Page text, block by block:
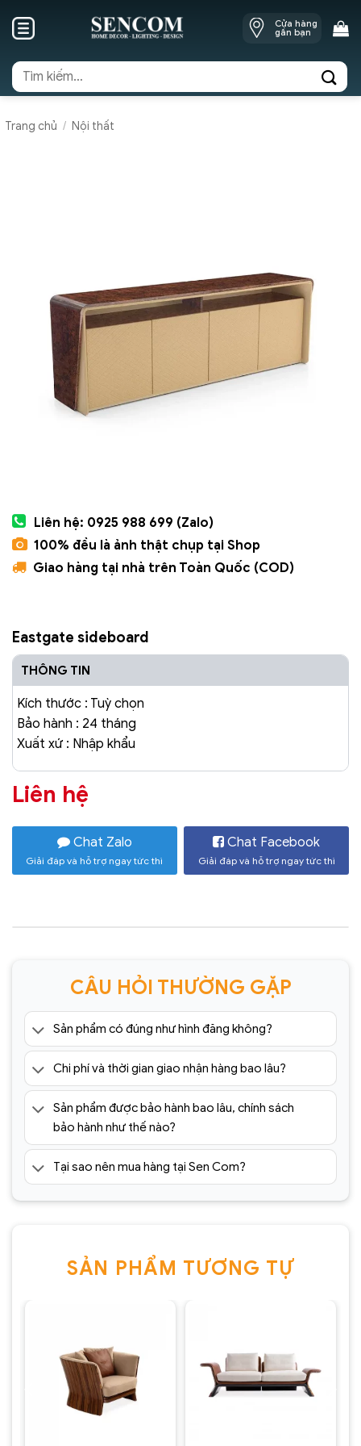
Cửa hàng
gần bạn
Tìm
kiếm:
Trang chủ / Nội thất
Liên hệ: 0925 988 699 (Zalo)
100% đều là ảnh thật chụp tại Shop
Giao hàng tại nhà trên Toàn Quốc (COD)
Eastgate sideboard
THÔNG TIN
Kích thước : Tuỳ chọn
Bảo hành : 24 tháng
Xuất xứ : Nhập khẩu
Liên hệ
Chat Zalo
Giải đáp và hỗ trợ ngay tức thì
Chat Facebook
Giải đáp và hỗ trợ ngay tức thì
CÂU HỎI THƯỜNG GẶP
Sản phẩm có đúng như hình đăng không?
Chi phí và thời gian giao nhận hàng bao lâu?
Sản phẩm được bảo hành bao lâu, chính sách
bảo hành như thế nào?
Tại sao nên mua hàng tại Sen Com?
SẢN PHẨM TƯƠNG TỰ